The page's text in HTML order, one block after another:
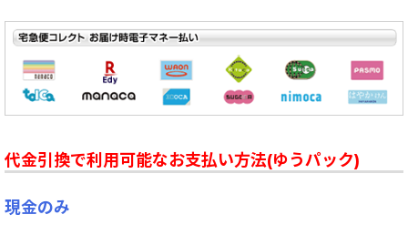
代金引換で利用可能なお支払い方法(ゆうパック)
現金のみ